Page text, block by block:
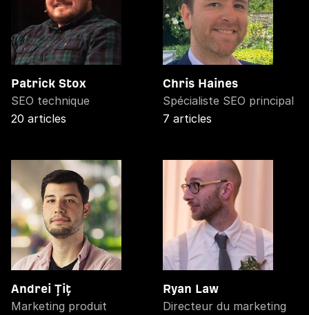
Patrick Stox
SEO technique
20 articles
Chris Haines
Spécialiste SEO principal
7 articles
Andrei Țiț
Marketing produit
Ryan Law
Directeur du marketing